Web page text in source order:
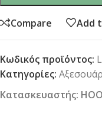
Compare Add
Κωδικός προϊόντος:
Κατηγορίες: Αξεσουάρ
Κατασκευαστής: